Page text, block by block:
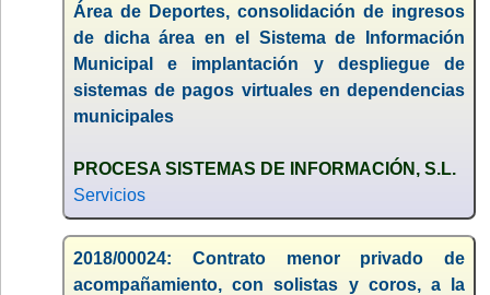
Área de Deportes, consolidación de ingresos
de dicha área en el Sistema de Información
Municipal e implantación y despliegue de
sistemas de pagos virtuales en dependencias
municipales
PROCESA SISTEMAS DE INFORMACIÓN, S.L.
Servicios
2018/00024: Contrato menor privado de
acompañamiento, con solistas y coros, a la